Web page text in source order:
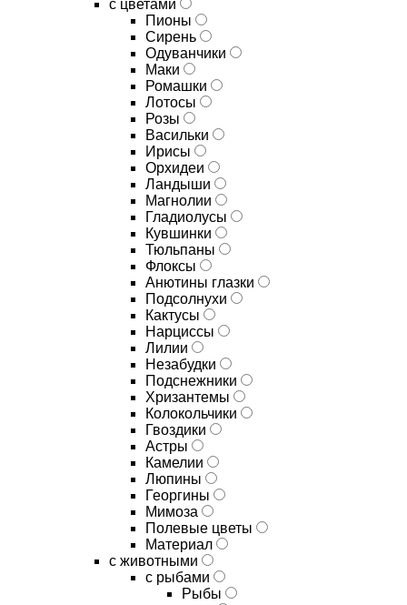
с цветами
Пионы
Сирень
Одуванчики
Маки
Ромашки
Лотосы
Розы
Васильки
Ирисы
Орхидеи
Ландыши
Магнолии
Гладиолусы
Кувшинки
Тюльпаны
Флоксы
Анютины глазки
Подсолнухи
Кактусы
Нарциссы
Лилии
Незабудки
Подснежники
Хризантемы
Колокольчики
Гвоздики
Астры
Камелии
Люпины
Георгины
Мимоза
Полевые цветы
Материал
с животными
с рыбами
Рыбы